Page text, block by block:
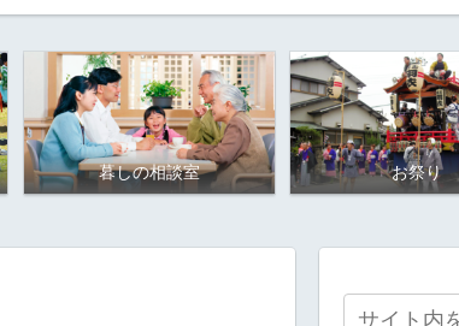
暮しの相談室 お祭り